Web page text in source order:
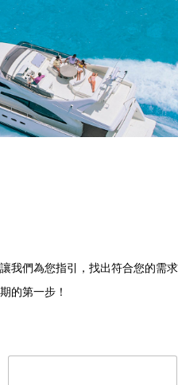
獨家優惠
與旅行靈感
我們為您指引，找出符合您的需求
的第一步！